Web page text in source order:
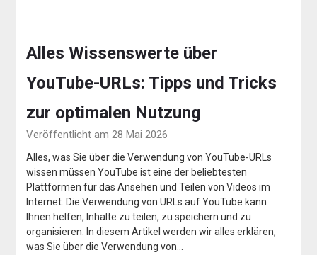
Alles Wissenswerte über
YouTube-URLs: Tipps und Tricks
zur optimalen Nutzung
Veröffentlicht am 28 Mai 2026
Alles, was Sie über die Verwendung von YouTube-URLs
wissen müssen YouTube ist eine der beliebtesten
Plattformen für das Ansehen und Teilen von Videos im
Internet. Die Verwendung von URLs auf YouTube kann
Ihnen helfen, Inhalte zu teilen, zu speichern und zu
organisieren. In diesem Artikel werden wir alles erklären,
was Sie über die Verwendung von…